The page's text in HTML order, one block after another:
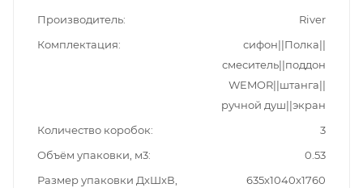
Производитель
River
Комплектация
сифон||Полка||
смеситель||поддон
WEMOR||штанга||
ручной душ||экран
Количество коробок
3
Объём упаковки, м3
0.53
Размер упаковки ДxШxВ,
635x1040x1760